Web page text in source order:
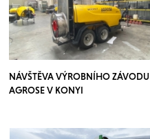
NÁVŠTĚVA VÝROBNÍHO ZÁVODU
AGROSE V KONYI